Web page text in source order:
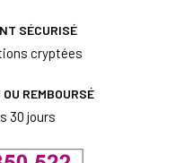
SÉCURISÉ
cryptées
REMBOURSÉ
30 jours